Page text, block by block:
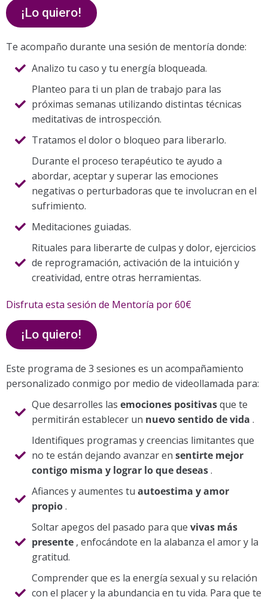
¡Lo quiero!
Te acompaño durante una sesión de mentoría donde:
Analizo tu caso y tu energía bloqueada.
Planteo para ti un plan de trabajo para las
próximas semanas utilizando distintas técnicas
meditativas de introspección.
Tratamos el dolor o bloqueo para liberarlo.
Durante el proceso terapéutico te ayudo a
abordar, aceptar y superar las emociones
negativas o perturbadoras que te involucran en el
sufrimiento.
Meditaciones guiadas.
Rituales para liberarte de culpas y dolor, ejercicios
de reprogramación, activación de la intuición y
creatividad, entre otras herramientas.
Disfruta esta sesión de Mentoría por 60€
¡Lo quiero!
Este programa de 3 sesiones es un acompañamiento
personalizado conmigo por medio de videollamada para:
Que desarrolles las emociones positivasque te
permitirán establecer un nuevo sentido de vida .
Identifiques programas y creencias limitantes que
no te están dejando avanzar en sentirte mejor
contigo misma y lograr lo que deseas.
Afiances y aumentes tu autoestima y amor
propio.
Soltar apegos del pasado para que vivas más
presente , enfocándote en la alabanza el amor y la
gratitud.
Comprender que es la energía sexual y su relación
con el placer y la abundancia en tu vida. Para que te